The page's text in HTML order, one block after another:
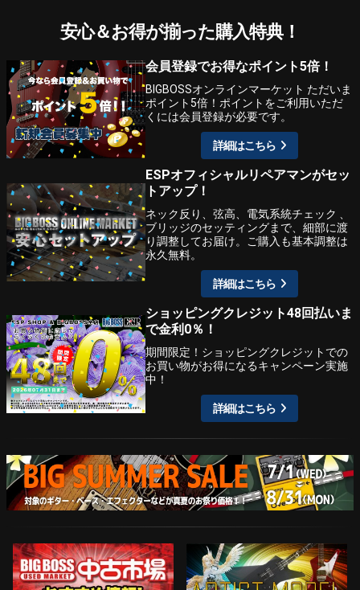
安心＆お得が揃った購入特典！
会員登録でお得なポイント5倍！
BIGBOSSオンラインマーケット ただいま
ポイント5倍！ポイントをご利用いただ
くには会員登録が必要です。
詳細はこちら
ESPオフィシャルリペアマンがセッ
トアップ！
ネック反り、弦高、電気系統チェック 、
ブリッジのセッティングまで、細部に渡
り調整してお届け。ご購入も基本調整は
永久無料。
詳細はこちら
ショッピングクレジット48回払いま
で金利0％！
期間限定！ショッピングクレジットでの
お買い物がお得になるキャンペーン実施
中！
詳細はこちら